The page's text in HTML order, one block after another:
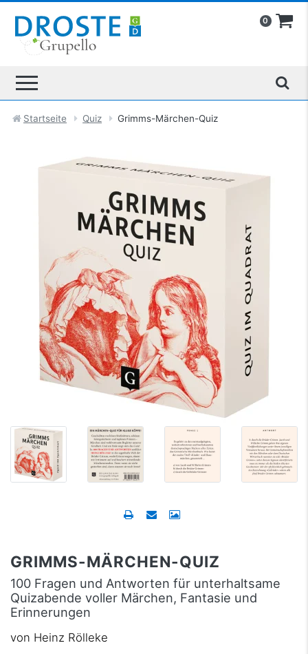
0
Startseite Quiz Grimms-Märchen-Quiz
GRIMMS-MÄRCHEN-QUIZ
100 Fragen und Antworten für unterhaltsame
Quizabende voller Märchen, Fantasie und
Erinnerungen
von Heinz Rölleke